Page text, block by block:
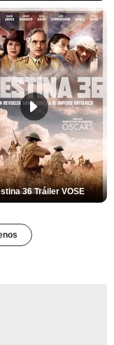
36 Tráiler VOSE